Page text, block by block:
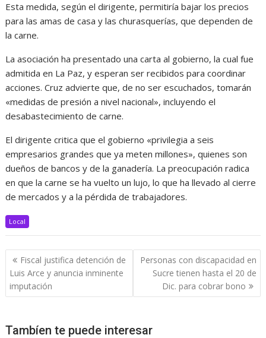
Esta medida, según el dirigente, permitiría bajar los precios
para las amas de casa y las churasquerías, que dependen de
la carne.
La asociación ha presentado una carta al gobierno, la cual fue
admitida en La Paz, y esperan ser recibidos para coordinar
acciones. Cruz advierte que, de no ser escuchados, tomarán
«medidas de presión a nivel nacional», incluyendo el
desabastecimiento de carne.
El dirigente critica que el gobierno «privilegia a seis
empresarios grandes que ya meten millones», quienes son
dueños de bancos y de la ganadería. La preocupación radica
en que la carne se ha vuelto un lujo, lo que ha llevado al cierre
de mercados y a la pérdida de trabajadores.
Local
Navegación
de
entradas
Fiscal justifica detención de
Luis Arce y anuncia inminente
imputación
Personas con discapacidad en
Sucre tienen hasta el 20 de
Dic. para cobrar bono
Tambíen te puede interesar